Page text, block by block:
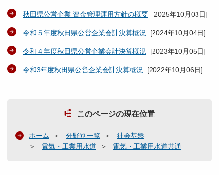
秋田県公営企業 資金管理運用方針の概要 [2025年10月03日]
令和５年度秋田県公営企業会計決算概況 [2024年10月04日]
令和４年度秋田県公営企業会計決算概況 [2023年10月05日]
令和3年度秋田県公営企業会計決算概況 [2022年10月06日]
このページの現在位置
ホーム 分野別一覧
社会基盤
電気・工業用水道
電気・工業用水道共通